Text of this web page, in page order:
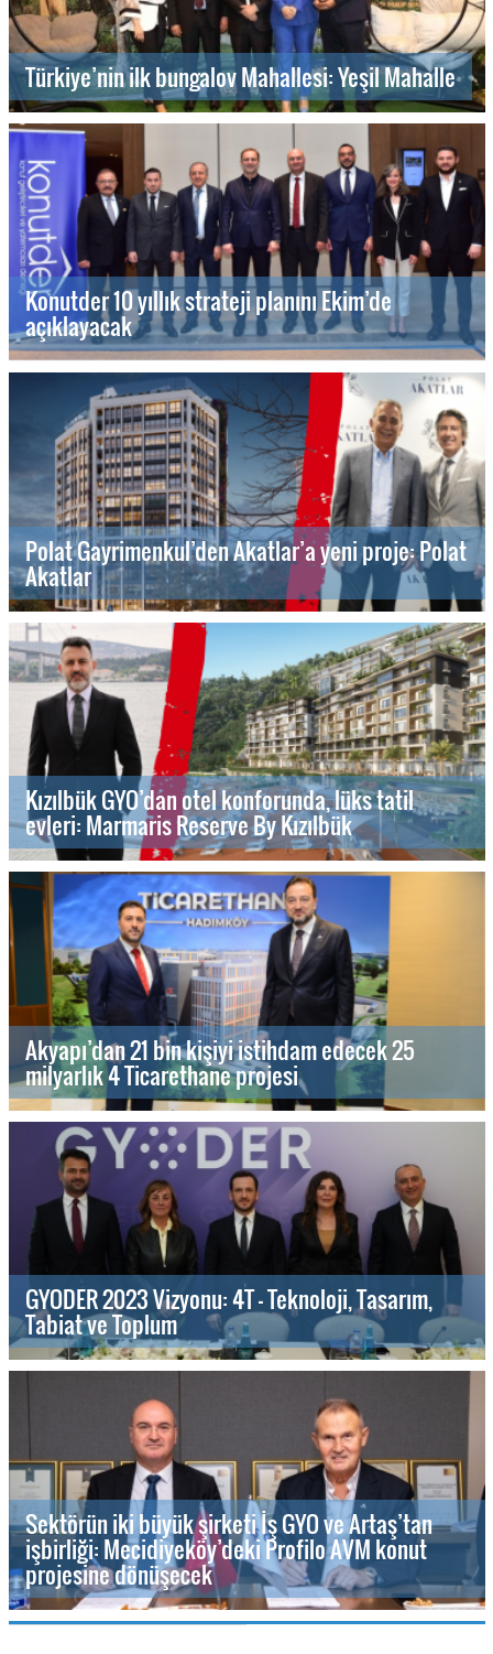
Türkiye’nin ilk bungalov Mahallesi: Yeşil Mahalle
Konutder 10 yıllık strateji planını Ekim’de
açıklayacak
Polat Gayrimenkul’den Akatlar’a yeni proje: Polat
Akatlar
Kızılbük GYO’dan otel konforunda, lüks tatil
evleri: Marmaris Reserve By Kızılbük
Akyapı’dan 21 bin kişiyi istihdam edecek 25
milyarlık 4 Ticarethane projesi
GYODER 2023 Vizyonu: 4T - Teknoloji, Tasarım,
Tabiat ve Toplum
Sektörün iki büyük şirketi İş GYO ve Artaş’tan
işbirliği: Mecidiyeköy’deki Profilo AVM konut
projesine dönüşecek